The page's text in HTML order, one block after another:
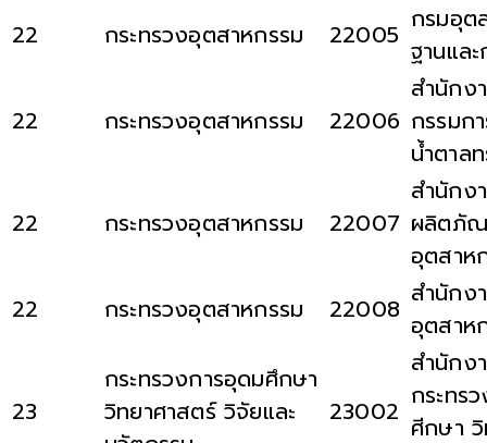
22
กระทรวงอุตสาหกรรม 22005 กรมอุต
ฐานแล
22 กระทรวงอุตสาหกรรม 22006
สำนักง
กรรมก
น้ำตาล
22 กระทรวงอุตสาหกรรม 22007
สำนักง
ผลิตภั
อุตสาห
22
กระทรวงอุตสาหกรรม 22008 สำนักง
อุตสาห
23
กระทรวงการอุดมศึกษา
วิทยาศาสตร์ วิจัยและ
23002
สำนักง
กระทร
ศีกษา